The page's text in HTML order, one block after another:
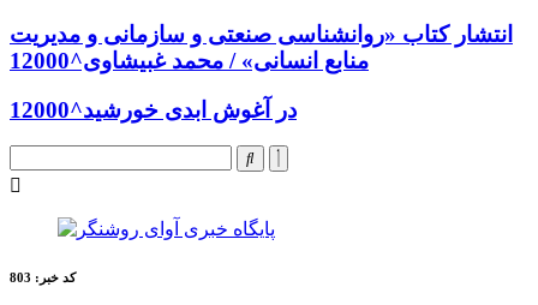
انتشار کتاب «روانشناسی صنعتی و سازمانی و مدیریت
منابع انسانی» / محمد غبیشاوی^12000
در آغوش ابدی خورشید^12000
کد خبر: 803